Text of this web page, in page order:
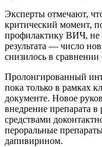
Эксперты отмечают,
критический момент,
профилактику ВИЧ, не
результата — число
снизилось в
Пролонгированный
пока только в рамках
документе. Новое
внедрение препарата
средствами
пероральные
дапивирином.